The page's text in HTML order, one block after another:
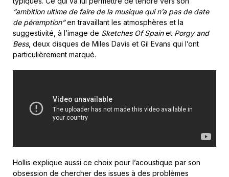
“ambition ultime de faire de la musique qui n’a pas de date
de péremption”en travaillant les atmosphères et la
suggestivité, à l’image de Sketches Of Spainet Porgy and
Bess, deux disques de Miles Davis et Gil Evans qui l’ont
particulièrement marqué.
Hollis explique aussi ce choix pour l’acoustique par son
obsession de chercher des issues à des problèmes